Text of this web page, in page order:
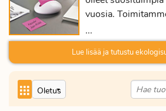
vuosia.
pakkauksessa voi
Viestilaput ja
notes
ja kokojakin
...
Lue lisää ja tutustu